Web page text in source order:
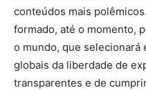
conteúdos mais
formado, até o momento,
o mundo, que selecionará
globais da liberdade de
transparentes e de